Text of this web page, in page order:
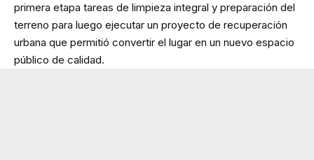
primera etapa tareas de limpieza integral y preparación del
terreno para luego ejecutar un proyecto de recuperación
urbana que permitió convertir el lugar en un nuevo espacio
público de calidad.